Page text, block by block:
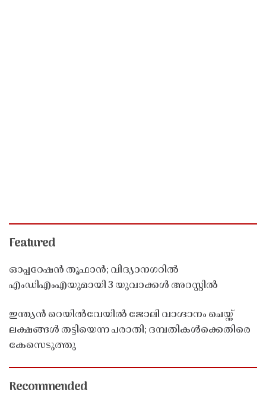
Featured
ഓപ്പറേഷൻ തൂഫാൻ; വിദ്യാനഗറിൽ
എംഡിഎംഎയുമായി 3 യുവാക്കൾ അറസ്റ്റിൽ
ഇന്ത്യൻ റെയിൽവേയിൽ ജോലി വാഗ്ദാനം ചെയ്ത്
ലക്ഷങ്ങൾ തട്ടിയെന്ന പരാതി; ദമ്പതികൾക്കെതിരെ
കേസെടുത്തു
Recommended